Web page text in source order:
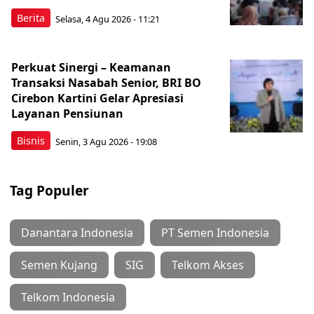
Berita Selasa, 4 Agu 2026 - 11:21
Bisnis
Perkuat Sinergi – Keamanan
Transaksi Nasabah Senior, BRI BO
Cirebon Kartini Gelar Apresiasi
Layanan Pensiunan
Senin, 3 Agu 2026 - 19:08
Tag Populer
Danantara Indonesia PT Semen Indonesia
Semen Kujang SIG Telkom Akses
Telkom Indonesia